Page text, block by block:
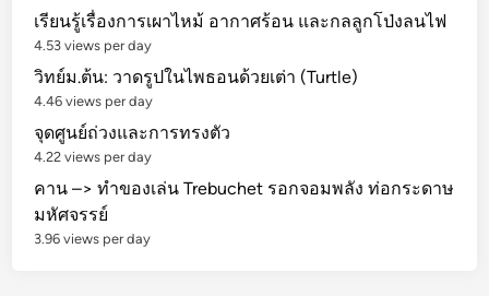
เรียนรู้เรื่องการเผาไหม้ อากาศร้อน และกลลูกโป่งลนไฟ
4.53 views per day
วิทย์ม.ต้น: วาดรูปในไพธอนด้วยเต่า (Turtle)
4.46 views per day
จุดศูนย์ถ่วงและการทรงตัว
4.22 views per day
คาน –> ทำของเล่น Trebuchet รอกจอมพลัง ท่อกระดาษ
มหัศจรรย์
3.96 views per day